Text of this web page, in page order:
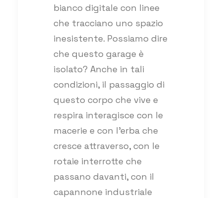
bianco digitale con linee
che tracciano uno spazio
inesistente. Possiamo dire
che questo garage è
isolato? Anche in tali
condizioni, il passaggio di
questo corpo che vive e
respira interagisce con le
macerie e con l’erba che
cresce attraverso, con le
rotaie interrotte che
passano davanti, con il
capannone industriale